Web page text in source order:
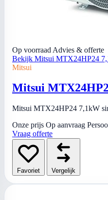
Op voorraad Advies & offerte
Bekijk Mitsui MTX24HP24
Mitsui
Mitsui
Mitsui MTX24HP24 7,1kW
Onze prijs Op aanvraag
Vraag offerte
Favoriet Vergelijk